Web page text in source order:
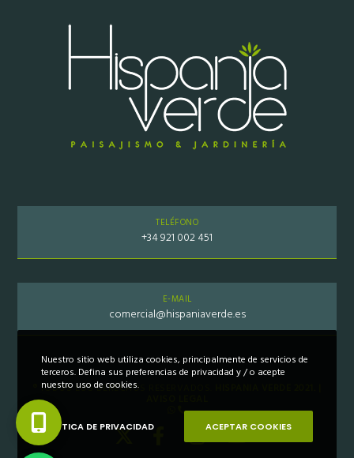
TELÉFONO
+34 921 002 451
E-MAIL
comercial@hispaniaverde.es
® TODOS LOS DERECHOS RESERVADOS.
Nuestro sitio web utiliza cookies, principalmente de servicios de
terceros. Defina sus preferencias de privacidad y / o acepte
nuestro uso de cookies.
POLÍTICA DE PRIVACIDAD ACEPTAR COOKIES